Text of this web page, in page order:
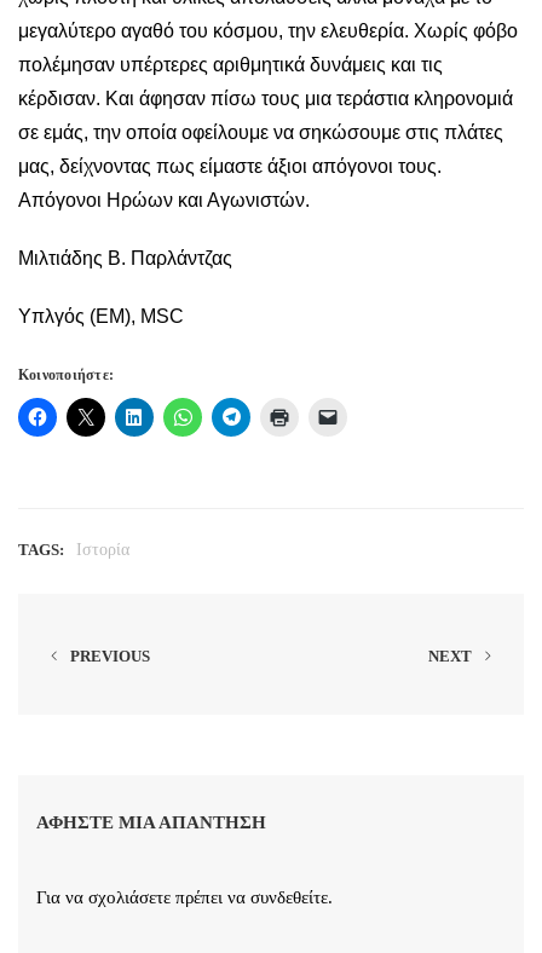
μεγαλύτερο αγαθό του κόσμου, την ελευθερία. Χωρίς φόβο
πολέμησαν υπέρτερες αριθμητικά δυνάμεις και τις
κέρδισαν. Και άφησαν πίσω τους μια τεράστια κληρονομιά
σε εμάς, την οποία οφείλουμε να σηκώσουμε στις πλάτες
μας, δείχνοντας πως είμαστε άξιοι απόγονοι τους.
Απόγονοι Ηρώων και Αγωνιστών.
Μιλτιάδης Β. Παρλάντζας
Υπλγός (ΕΜ), MSC
Κοινοποιήστε:
TAGS: Ιστορία
PREVIOUS NEXT
ΑΦΉΣΤΕ ΜΙΑ ΑΠΆΝΤΗΣΗ
Για να σχολιάσετε πρέπει να συνδεθείτε.